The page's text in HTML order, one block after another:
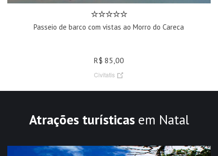
Passeio de barco com vistas ao Morro do Careca
R$ 85,00
Civitatis
Atrações turísticasem Natal